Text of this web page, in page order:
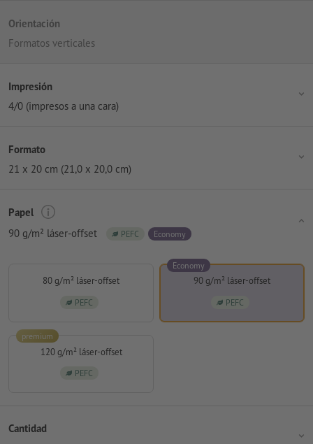
Orientación
Formatos verticales
Impresión
4/0 (impresos a una cara)
Formato
21 x 20 cm (21,0 x 20,0 cm)
Papel
90 g/m² láser-offset
PEFC Economy
80 g/m² láser-offset
PEFC
90 g/m² láser-offset
PEFC
Economy
120 g/m² láser-offset
PEFC
premium
Cantidad